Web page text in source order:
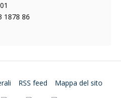
1878 86
RSS feed Mappa del sito